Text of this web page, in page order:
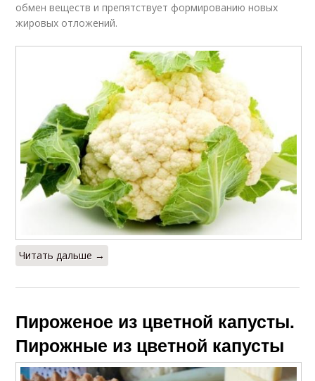
обмен веществ и препятствует формированию новых
жировых отложений.
Читать дальше →
Пироженое из цветной капусты.
Пирожные из цветной капусты